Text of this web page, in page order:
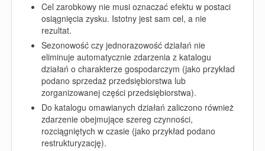
Cel zarobkowy nie musi oznaczać efektu w postaci
osiągnięcia zysku. Istotny jest sam cel, a nie
rezultat.
Sezonowość czy jednorazowość działań nie
eliminuje automatycznie zdarzenia z katalogu
działań o charakterze gospodarczym (jako przykład
podano sprzedaż przedsiębiorstwa lub
zorganizowanej części przedsiębiorstwa).
Do katalogu omawianych działań zaliczono również
zdarzenie obejmujące szereg czynności,
rozciągniętych w czasie (jako przykład podano
restrukturyzację).